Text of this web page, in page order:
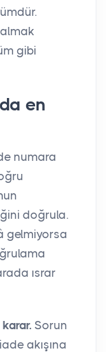
gibi
en
numara
doğrula.
gelmiyorsa
ısrar
Sorun
akışına